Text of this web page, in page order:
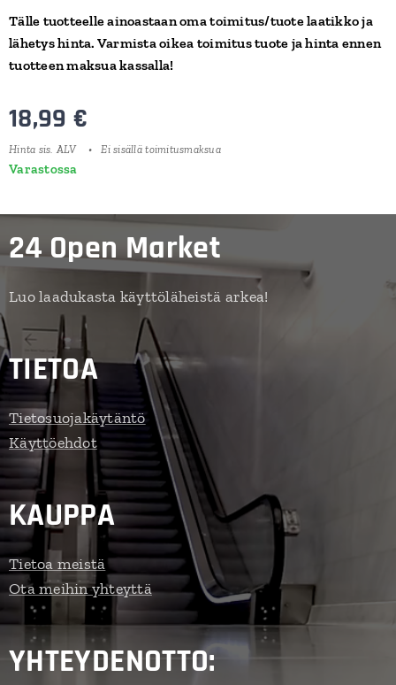
Tälle tuotteelle ainoastaan oma toimitus/tuote laatikko ja
lähetys hinta. Varmista oikea toimitus tuote ja hinta ennen
tuotteen maksua kassalla!
18,99 €
Hinta sis. ALV Ei sisällä toimitusmaksua
Varastossa
24 Open Market
Luo laadukasta käyttöläheistä arkea!
TIETOA
Tietosuojakäytäntö
Käyttöehdot
KAUPPA
Tietoa meistä
Ota meihin yhteyttä
YHTEYDENOTTO: